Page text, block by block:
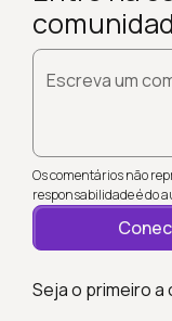
Escreva um
Os comentários não
responsabilidade é do
Seja o primeiro a